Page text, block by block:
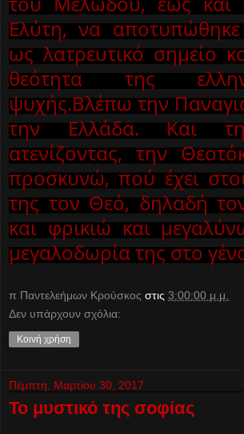
Ελύτη, να
ως λατρευτικό σημείο
θεότητα της
ψυχής.Βλέπω την
την Ελλάδα. Και
ατενίζοντας, την
προσκυνώ, πού έχει
της τον Θεό, δηλαδή
και φρικιώ και
μεγαλοδωρία της στο
π Παντελεήμων Kρούσκος στις 3:00:00 μ.μ.
Δεν υπάρχουν σχόλια:
Κοινή χρήση
Πέμπτη, Μαρτίου 30, 2017
Το μυστικό της σοφίας